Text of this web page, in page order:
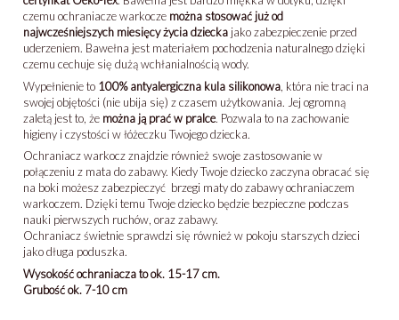
czemu ochraniacze warkocze można stosować już od
najwcześniejszych miesięcy życia dziecka jako zabezpieczenie przed
uderzeniem. Bawełna jest materiałem pochodzenia naturalnego dzięki
czemu cechuje się dużą wchłanialnością wody.
Wypełnienie to 100% antyalergiczna kula silikonowa , która nie traci na
swojej objętości (nie ubija się) z czasem użytkowania. Jej ogromną
zaletą jest to, że można ją prać w pralce. Pozwala to na zachowanie
higieny i czystości w łóżeczku Twojego dziecka.
Ochraniacz warkocz znajdzie również swoje zastosowanie w
połączeniu z mata do zabawy. Kiedy Twoje dziecko zaczyna obracać się
na boki możesz zabezpieczyć brzegi maty do zabawy ochraniaczem
warkoczem. Dzięki temu Twoje dziecko będzie bezpieczne podczas
nauki pierwszych ruchów, oraz zabawy.
Ochraniacz świetnie sprawdzi się również w pokoju starszych dzieci
jako długa poduszka.
Wysokość ochraniacza to ok. 15-17 cm.
Grubość ok. 7-10 cm